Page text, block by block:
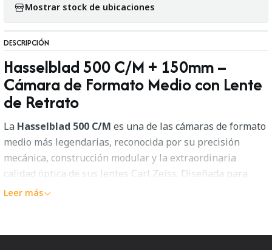
Mostrar stock de ubicaciones
DESCRIPCIÓN
Hasselblad 500 C/M + 150mm –
Cámara de Formato Medio con Lente
de Retrato
La Hasselblad 500 C/M es una de las cámaras de formato
medio más legendarias, reconocida por su precisión
mecánica, construcción modular y la extraordinaria
calidad óptica de sus lentes Carl Zeiss. Diseñada para
fotógrafos profesionales y amantes de la fotografía
Leer más